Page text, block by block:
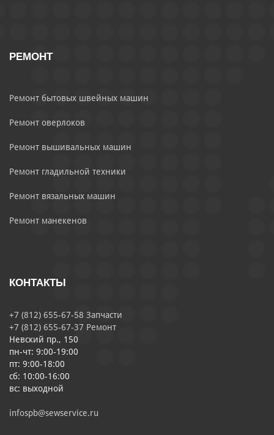
РЕМОНТ
Ремонт бытовых швейных машин
Ремонт оверлоков
Ремонт вышивальных машин
Ремонт гладильной техники
Ремонт вязальных машин
Ремонт манекенов
КОНТАКТЫ
+7 (812) 655-67-58 Запчасти
+7 (812) 655-67-37 Ремонт
Невский пр., 150
пн-чт: 9:00-19:00
пт: 9:00-18:00
сб: 10:00-16:00
вс: выходной
infospb@sewservice.ru